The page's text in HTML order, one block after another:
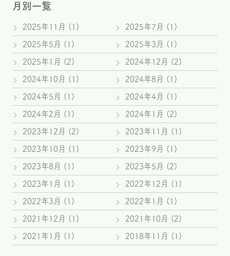
月別一覧
2025年11月 (1) 2025年7月 (1)
2025年5月 (1) 2025年3月 (1)
2025年1月 (2) 2024年12月 (2)
2024年10月 (1) 2024年8月 (1)
2024年5月 (1) 2024年4月 (1)
2024年2月 (1) 2024年1月 (2)
2023年12月 (2) 2023年11月 (1)
2023年10月 (1) 2023年9月 (1)
2023年8月 (1) 2023年5月 (2)
2023年1月 (1) 2022年12月 (1)
2022年3月 (1) 2022年1月 (1)
2021年12月 (1) 2021年10月 (2)
2021年1月 (1) 2018年11月 (1)